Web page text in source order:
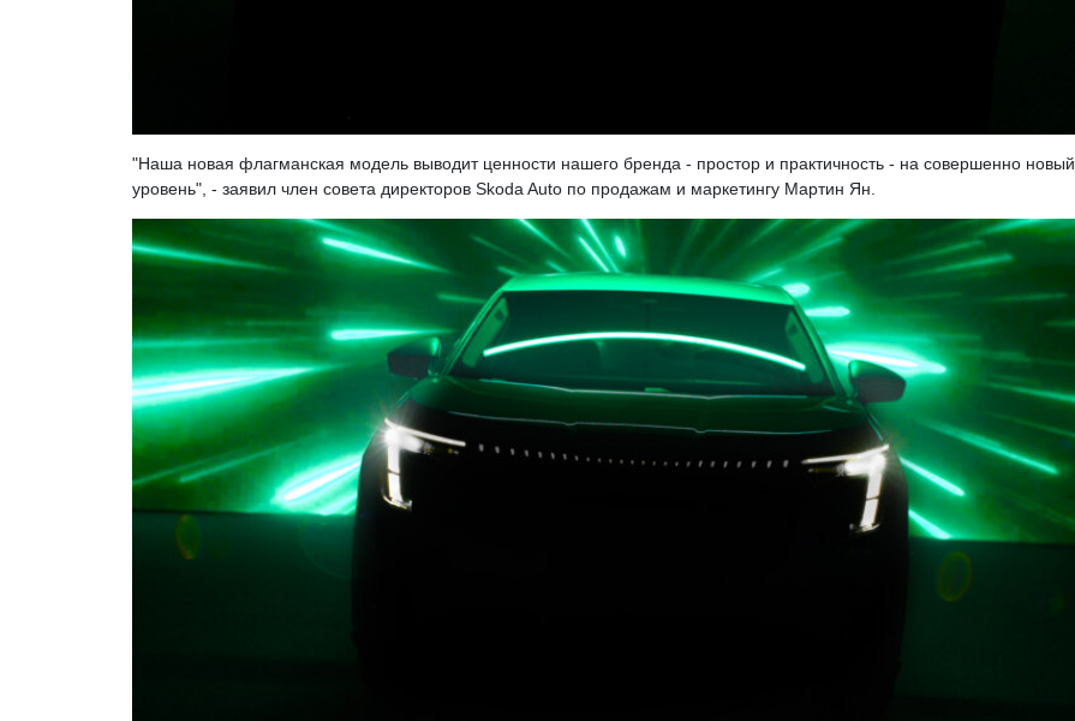
"Наша новая флагманская модель выводит ценности нашего бренда - простор и практичность - на совершенно новый
уровень", - заявил член совета директоров Skoda Auto по продажам и маркетингу Мартин Ян.